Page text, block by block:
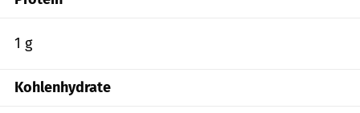
1 g
Kohlenhydrate